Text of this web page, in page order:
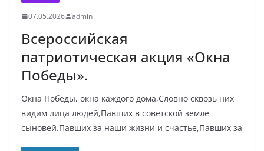
07.05.2026 admin
Всероссийская
патриотическая акция «Окна
Победы».
Окна Победы, окна каждого дома,Словно сквозь них
видим лица людей,Павших в советской земле
сыновей.Павших за наши жизни и счастье,Павших за